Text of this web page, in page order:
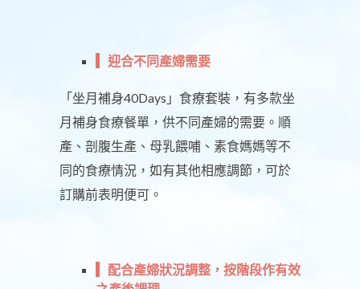
迎合不同產婦需要
「坐月補身40Days」食療套裝，有多款坐
月補身食療餐單，供不同產婦的需要。順
產、剖腹生產、母乳餵哺、素食媽媽等不
同的食療情況，如有其他相應調節，可於
訂購前表明便可。
配合產婦狀況調整，按階段作有效